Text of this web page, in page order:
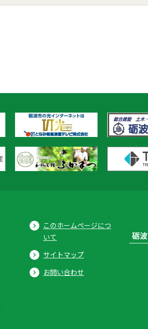
このホームページにつ
いて
サイトマップ
お問い合わせ